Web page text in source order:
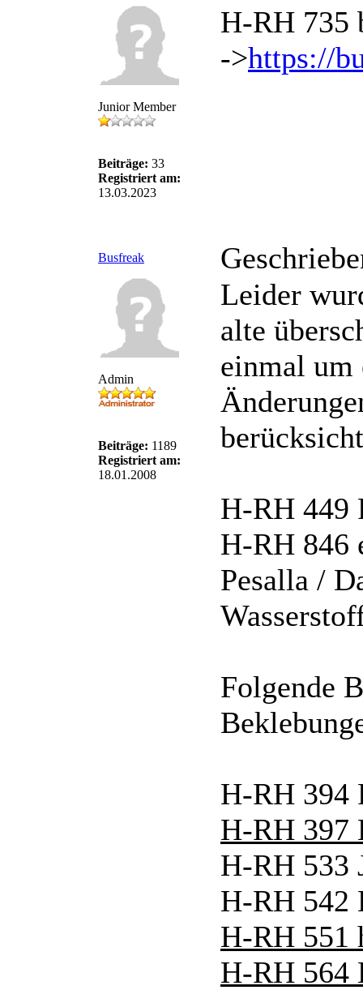
Junior Member
Beiträge: 33
Registriert am:
13.03.2023
H-RH 735
->https://
Busfreak
Admin
Beiträge: 1189
Registriert am:
18.01.2008
Leider
alte
einmal um
H-RH 449
H-RH 846
Pesalla /
Folgende
H-RH 394
H-RH 397
H-RH 533
H-RH 542
H-RH 551
H-RH 564